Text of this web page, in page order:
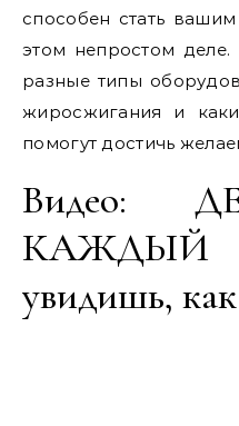
способен стать
этом непростом
разные типы
жиросжигания и
помогут достичь
Видео:
увидишь,